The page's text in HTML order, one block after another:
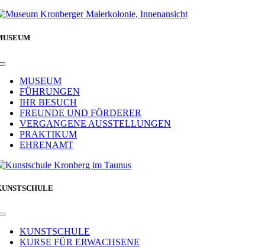
Toggle
NavigationMUSEUM
FÜHRUNGEN
IHR BESUCH
FREUNDE UND FÖRDERER
VERGANGENE AUSSTELLUNGEN
PRAKTIKUM
EHRENAMT
Toggle
NavigationKUNSTSCHULE
KURSE FÜR ERWACHSENE